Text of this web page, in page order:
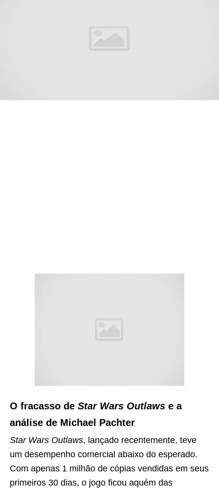
O fracasso de Star Wars Outlaws e a
análise de Michael Pachter
Star Wars Outlaws, lançado recentemente, teve
um desempenho comercial abaixo do esperado.
Com apenas 1 milhão de cópias vendidas em seus
primeiros 30 dias, o jogo ficou aquém das